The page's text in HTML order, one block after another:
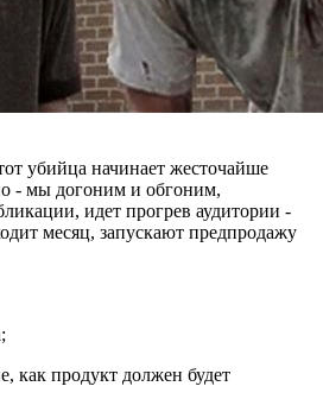
убийца начинает жесточайше
- мы догоним и обгоним,
идет прогрев аудитории -
месяц, запускают предпродажу
как продукт должен будет